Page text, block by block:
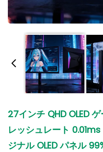
27インチ QHD OLED
レッシュレート
ジナル OLED パネル